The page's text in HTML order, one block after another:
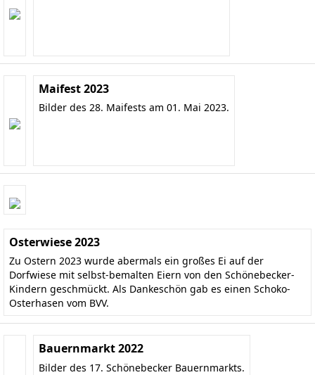
Maifest 2023
Bilder des 28. Maifests am 01. Mai 2023.
Osterwiese 2023
Zu Ostern 2023 wurde abermals ein großes Ei auf der
Dorfwiese mit selbst-bemalten Eiern von den Schönebecker-
Kindern geschmückt. Als Dankeschön gab es einen Schoko-
Osterhasen vom BVV.
Bauernmarkt 2022
Bilder des 17. Schönebecker Bauernmarkts.